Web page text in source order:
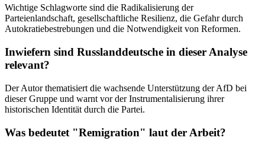
Wichtige Schlagworte sind die Radikalisierung der
Parteienlandschaft, gesellschaftliche Resilienz, die Gefahr durch
Autokratiebestrebungen und die Notwendigkeit von Reformen.
Inwiefern sind Russlanddeutsche in dieser Analyse
relevant?
Der Autor thematisiert die wachsende Unterstützung der AfD bei
dieser Gruppe und warnt vor der Instrumentalisierung ihrer
historischen Identität durch die Partei.
Was bedeutet "Remigration" laut der Arbeit?